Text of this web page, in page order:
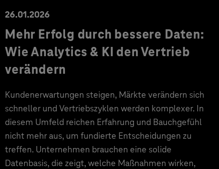
26.01.2026
Mehr Erfolg durch bessere Daten:
Wie Analytics & KI den Vertrieb
verändern
Kundenerwartungen steigen, Märkte verändern sich
schneller und Vertriebszyklen werden komplexer. In
diesem Umfeld reichen Erfahrung und Bauchgefühl
nicht mehr aus, um fundierte Entscheidungen zu
treffen. Unternehmen brauchen eine solide
Datenbasis, die zeigt, welche Maßnahmen wirken,